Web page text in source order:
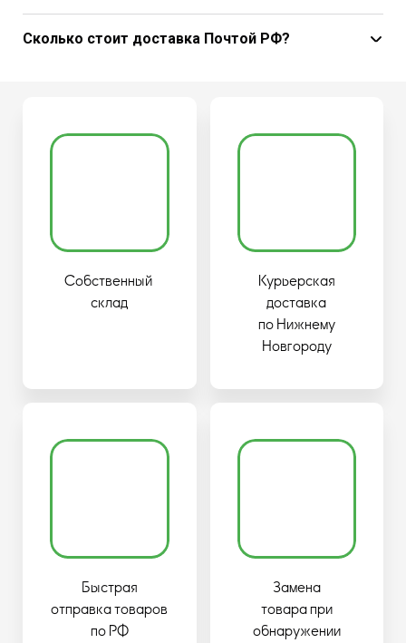
Сколько стоит доставка Почтой РФ?
Собственный
склад
Курьерская
доставка
по Нижнему
Новгороду
Быстрая
отправка товаров
по РФ
Замена
товара при
обнаружении